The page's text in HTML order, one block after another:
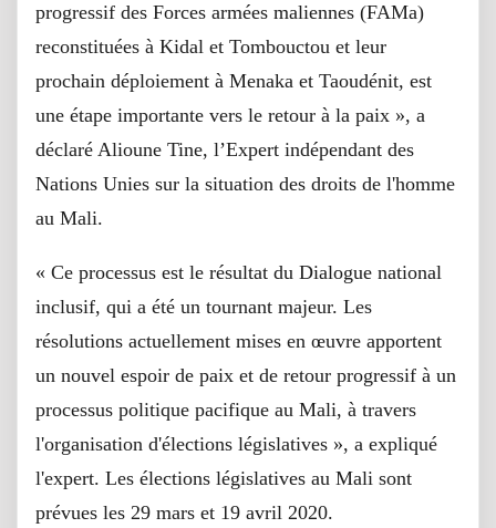
progressif des Forces armées maliennes (FAMa)
reconstituées à Kidal et Tombouctou et leur
prochain déploiement à Menaka et Taoudénit, est
une étape importante vers le retour à la paix », a
déclaré Alioune Tine, l’Expert indépendant des
Nations Unies sur la situation des droits de l'homme
au Mali.
« Ce processus est le résultat du Dialogue national
inclusif, qui a été un tournant majeur. Les
résolutions actuellement mises en œuvre apportent
un nouvel espoir de paix et de retour progressif à un
processus politique pacifique au Mali, à travers
l'organisation d'élections législatives », a expliqué
l'expert. Les élections législatives au Mali sont
prévues les 29 mars et 19 avril 2020.